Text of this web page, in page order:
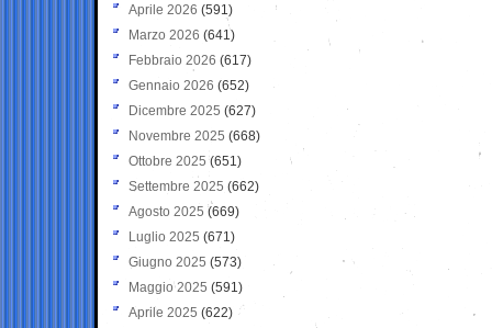
Aprile 2026 (591)
Marzo 2026 (641)
Febbraio 2026 (617)
Gennaio 2026 (652)
Dicembre 2025 (627)
Novembre 2025 (668)
Ottobre 2025 (651)
Settembre 2025 (662)
Agosto 2025 (669)
Luglio 2025 (671)
Giugno 2025 (573)
Maggio 2025 (591)
Aprile 2025 (622)